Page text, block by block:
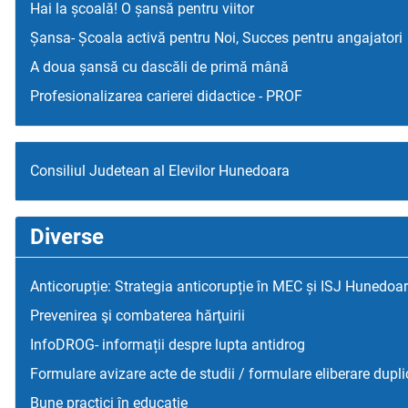
Hai la școală! O șansă pentru viitor
Șansa- Școala activă pentru Noi, Succes pentru angajatori
A doua șansă cu dascăli de primă mână
Profesionalizarea carierei didactice - PROF
Consiliul Judetean al Elevilor Hunedoara
Diverse
Anticorupție: Strategia anticorupție în MEC și ISJ
Prevenirea şi combaterea hărţuirii
InfoDROG- informații despre lupta antidrog
Formulare avizare acte de studii / formulare eliberare
Bune practici în educaţie